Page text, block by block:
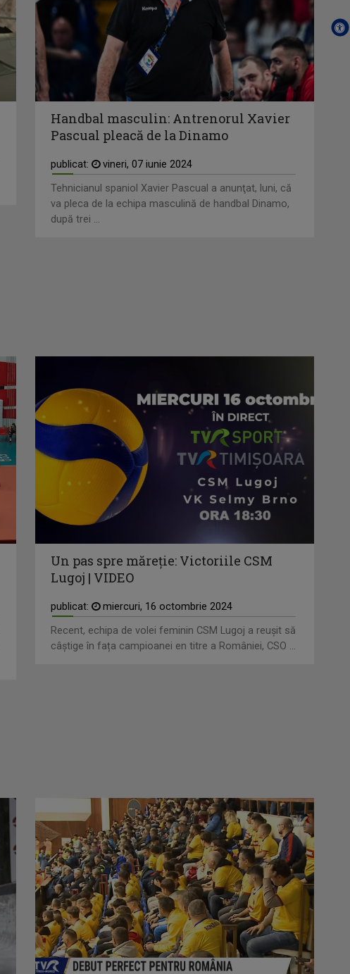
Handbal masculin: Antrenorul Xavier
Pascual pleacă de la Dinamo
publicat:
vineri, 07 iunie 2024
Tehnicianul spaniol Xavier Pascual a anunţat, luni, că
va pleca de la echipa masculină de handbal Dinamo,
după trei ...
Un pas spre măreție: Victoriile CSM
Lugoj | VIDEO
publicat:
miercuri, 16 octombrie 2024
Recent, echipa de volei feminin CSM Lugoj a reușit să
câștige în fața campioanei en titre a României, CSO ...